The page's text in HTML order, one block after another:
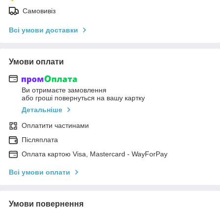
Самовивіз
Всі умови доставки
Умови оплати
Ви отримаєте замовлення
або гроші повернуться на вашу картку
Детальніше
Оплатити частинами
Післяплата
Оплата картою Visa, Mastercard - WayForPay
Всі умови оплати
Умови повернення